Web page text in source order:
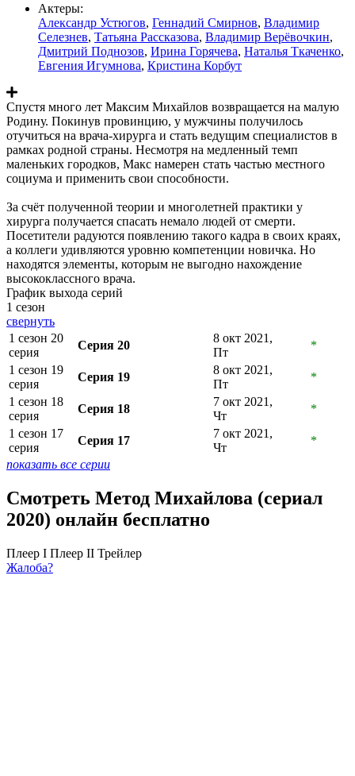
Актеры:
Александр Устюгов, Геннадий Смирнов, Владимир
Селезнев, Татьяна Рассказова, Владимир Верёвочкин,
Дмитрий Поднозов, Ирина Горячева, Наталья Ткаченко,
Евгения Игумнова, Кристина Корбут
Спустя много лет Максим Михайлов возвращается на малую
Родину. Покинув провинцию, у мужчины получилось
отучиться на врача-хирурга и стать ведущим специалистов в
рамках родной страны. Несмотря на медленный темп
маленьких городков, Макс намерен стать частью местного
социума и применить свои способности.
За счёт полученной теории и многолетней практики у
хирурга получается спасать немало людей от смерти.
Посетители радуются появлению такого кадра в своих краях,
а коллеги удивляются уровню компетенции новичка. Но
находятся элементы, которым не выгодно нахождение
высококлассного врача.
График выхода серий
1 сезон
свернуть
1 сезон 20
серия
Серия 20
8 окт 2021,
Пт
*
1 сезон 19
серия
Серия 19
8 окт 2021,
Пт
*
1 сезон 18
серия
Серия 18
7 окт 2021,
Чт
*
1 сезон 17
серия
Серия 17
7 окт 2021,
Чт
*
показать все серии
Смотреть Метод Михайлова (сериал
2020) онлайн бесплатно
Плеер I Плеер II Трейлер
Жалоба?